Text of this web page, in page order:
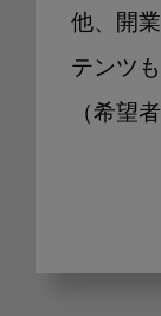
他、開
テンツ
（希望